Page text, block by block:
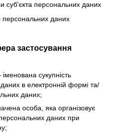
суб'єкта персональних даних
персональних даних
застосування
сукупність
в електронній формі та/
даних;
особа, яка організовує
даних при